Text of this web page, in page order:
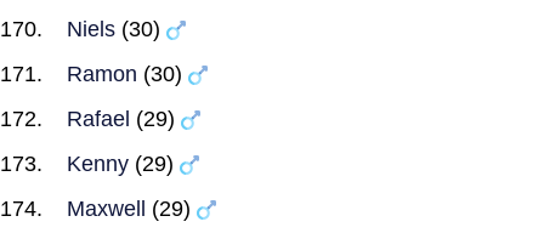
Niels (30)
Ramon (30)
Rafael (29)
Kenny (29)
Maxwell
(29)